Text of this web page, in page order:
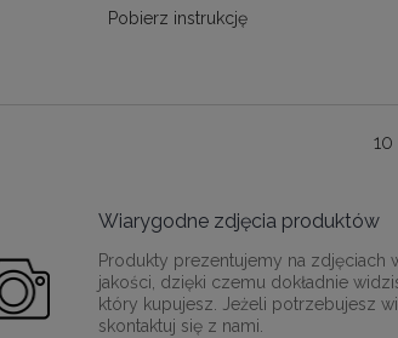
Pobierz instrukcję
Wiarygodne zdjęcia produktów
Produkty prezentujemy na zdjęciach
jakości, dzięki czemu dokładnie
który kupujesz. Jeżeli potrzebujesz
skontaktuj się z nami.